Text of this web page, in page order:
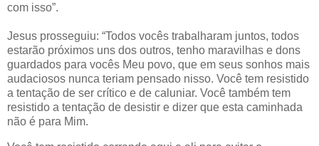
com isso”.
Jesus prosseguiu: “Todos vocês trabalharam juntos, todos
estarão próximos uns dos outros, tenho maravilhas e dons
guardados para vocês Meu povo, que em seus sonhos mais
audaciosos nunca teriam pensado nisso. Você tem resistido
a tentação de ser crítico e de caluniar. Você também tem
resistido a tentação de desistir e dizer que esta caminhada
não é para Mim.